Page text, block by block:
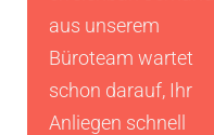
aus unserem
Büroteam wartet
schon darauf, Ihr
Anliegen schnell